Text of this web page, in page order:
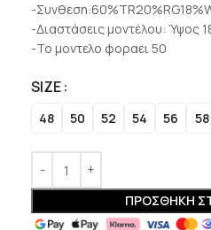
-
-Διαστάσεις μοντέλου: Ύψος
-Το μοντελο φοραει 50
SIZE
48 50 52 54 56 58
ΠΡΟΣΘΉΚΗ